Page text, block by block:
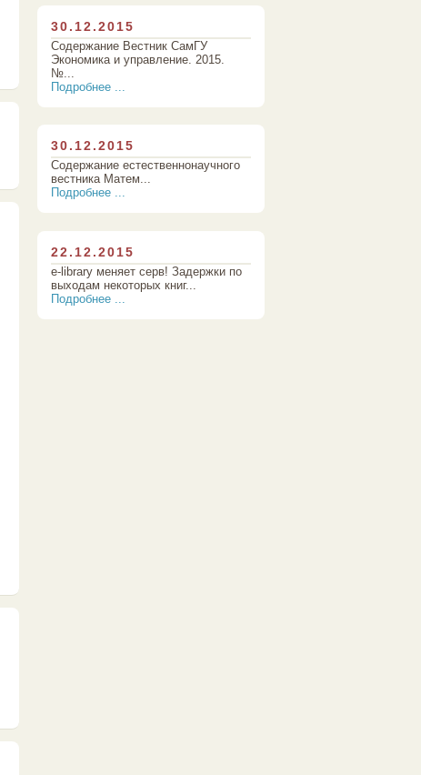
30.12.2015
Содержание Вестник СамГУ
Экономика и управление. 2015.
№...
Подробнее ...
30.12.2015
Содержание естественнонаучного
вестника Матем...
Подробнее ...
22.12.2015
e-library меняет серв! Задержки по
выходам некоторых книг...
Подробнее ...